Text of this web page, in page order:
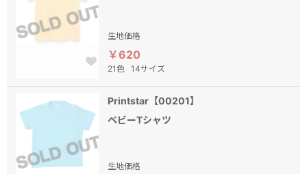
生地価格
￥620
21色 14サイズ
Printstar【00201】
ベビーTシャツ
生地価格